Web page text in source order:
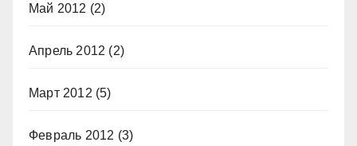
Май 2012 (2)
Апрель 2012 (2)
Март 2012 (5)
Февраль 2012 (3)